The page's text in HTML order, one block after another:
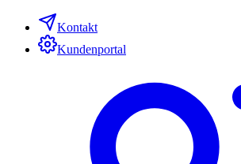
Kontakt
Kundenportal